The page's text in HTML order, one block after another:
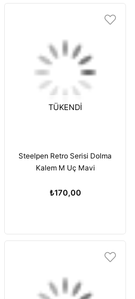
TÜKENDI
Steelpen Retro Serisi Dolma
Kalem M Uç Mavi
₺170,00